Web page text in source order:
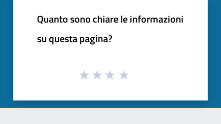
Quanto sono chiare le informazioni
su questa pagina?